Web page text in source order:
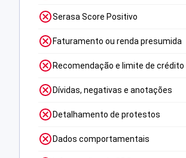
Serasa Score Positivo
Faturamento ou renda presumida
Recomendação e limite de crédito
Dívidas, negativas e anotações
Detalhamento de protestos
Dados comportamentais